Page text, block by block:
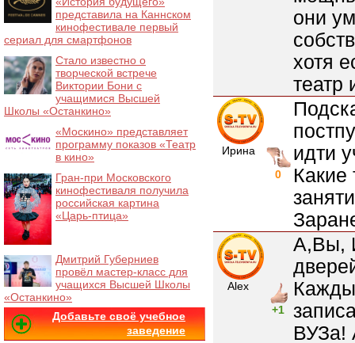
они
хотя
театр
Ирина
0
идти
Какие
Alex
+1
А,Вы,
ВУЗа!
представила на Каннском
кинофестивале первый
сериал для смартфонов
Стало известно о
творческой встрече
Виктории Бони с
учащимися Высшей
Школы «Останкино»
«Москино» представляет
программу показов «Театр
в кино»
Гран-при Московского
кинофестиваля получила
российская картина
«Царь-птица»
Дмитрий Губерниев
провёл мастер-класс для
учащихся Высшей Школы
«Останкино»
Добавьте своё учебное
заведение